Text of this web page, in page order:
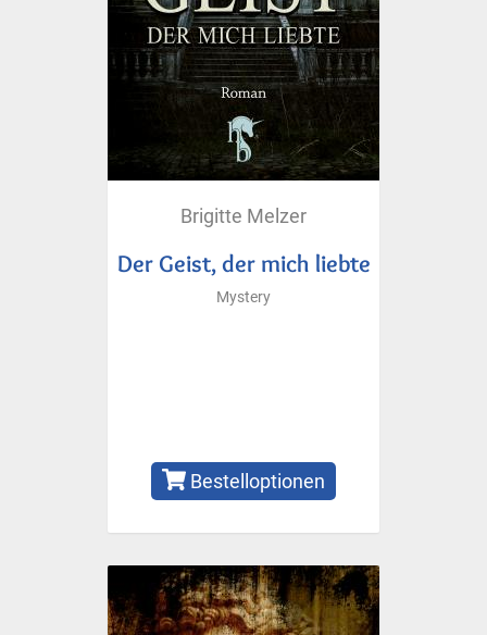
Brigitte Melzer
Der Geist, der mich liebte
Mystery
Bestelloptionen